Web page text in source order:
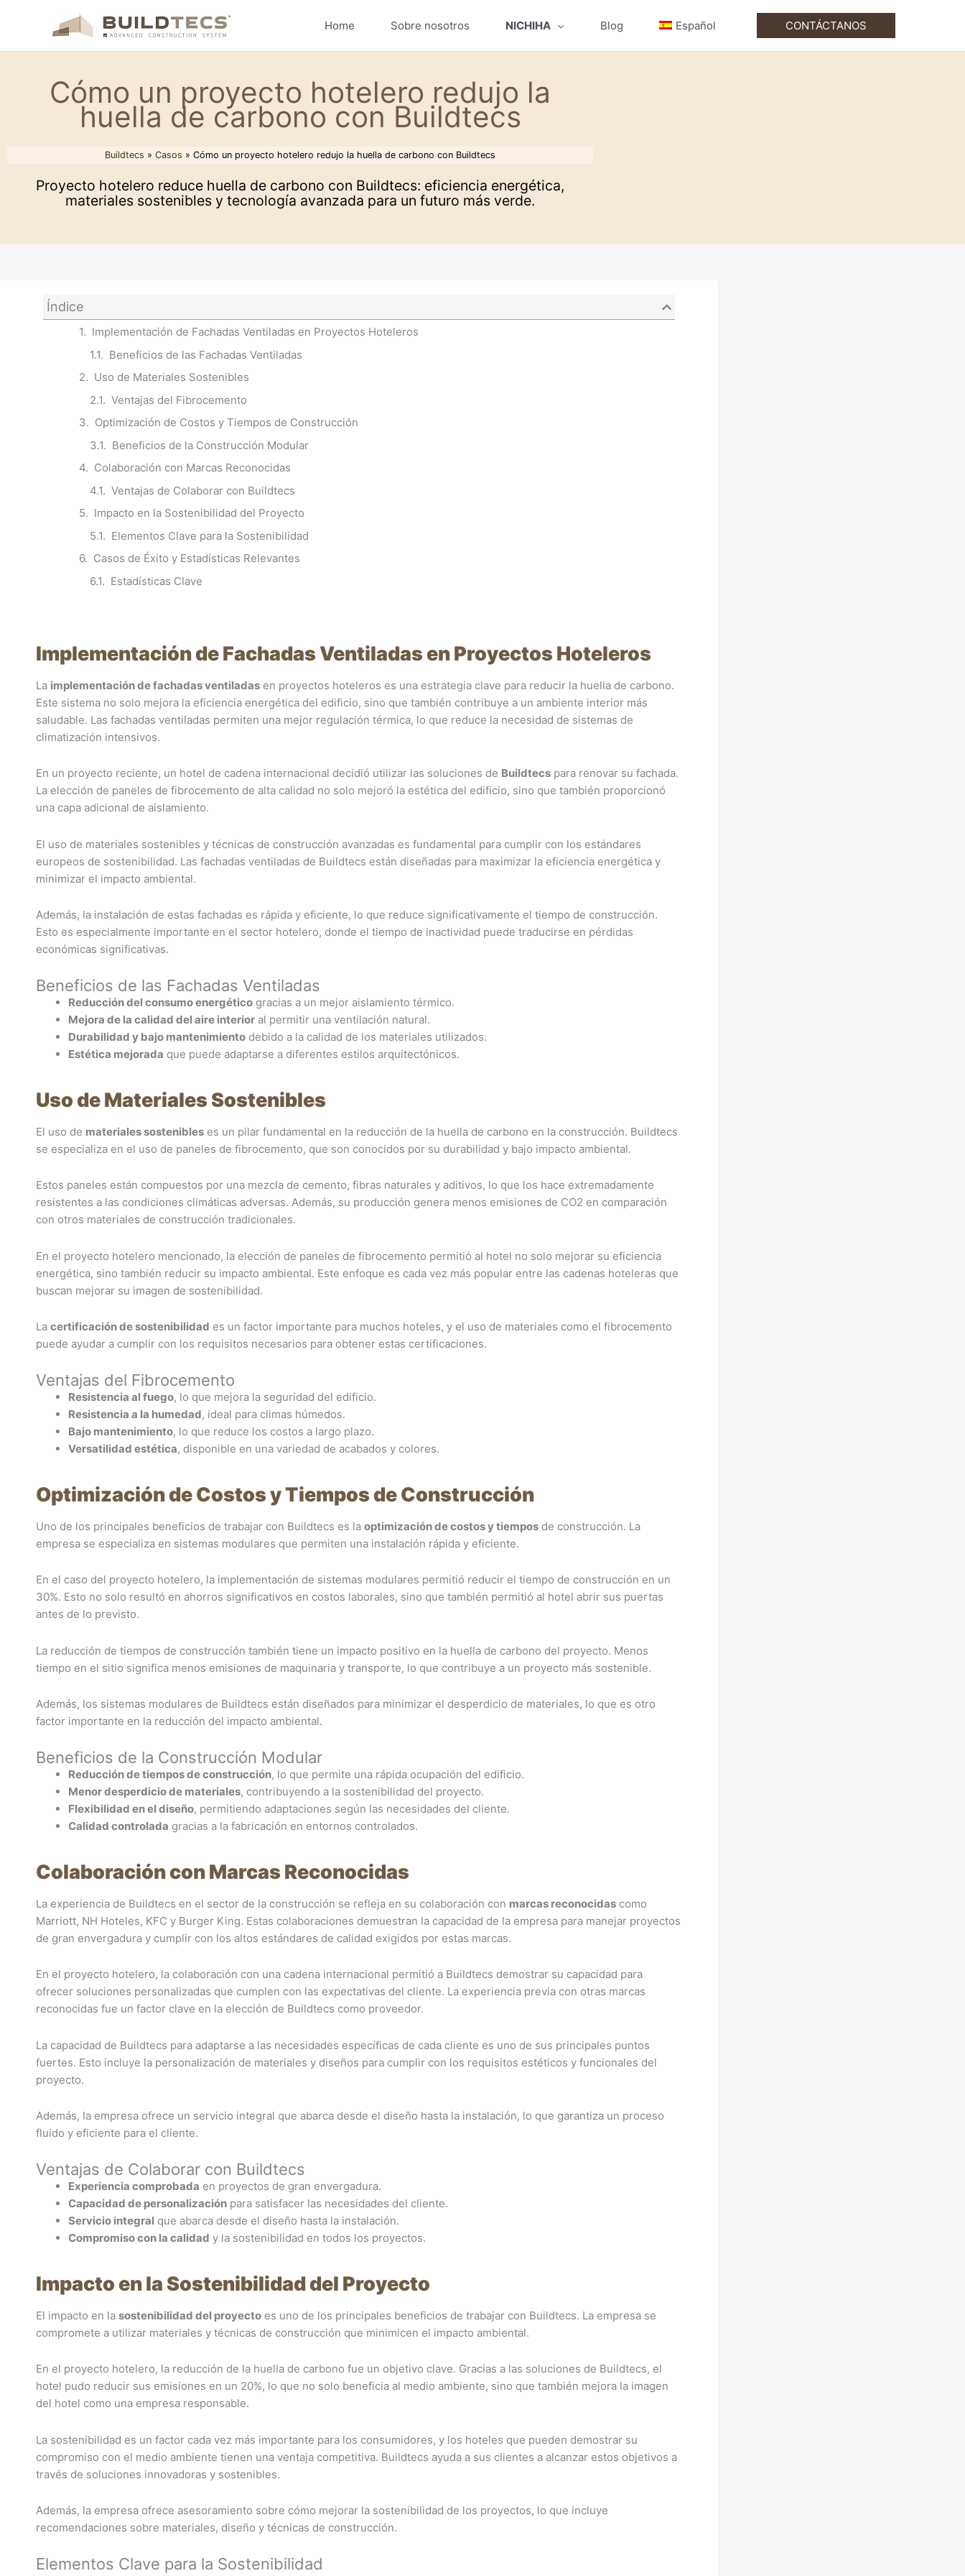
Home Sobre nosotros NICHIHA Blog Español CONTÁCTANOS
Cómo un proyecto hotelero redujo la
huella de carbono con Buildtecs
Buildtecs » Casos » Cómo un proyecto hotelero redujo la huella de carbono con Buildtecs
Proyecto hotelero reduce huella de carbono con Buildtecs: eficiencia energética,
materiales sostenibles y tecnología avanzada para un futuro más verde.
Índice
Implementación de Fachadas Ventiladas en Proyectos Hoteleros
Beneficios de las Fachadas Ventiladas
Uso de Materiales Sostenibles
Ventajas del Fibrocemento
Optimización de Costos y Tiempos de Construcción
Beneficios de la Construcción Modular
Colaboración con Marcas Reconocidas
Ventajas de Colaborar con Buildtecs
Impacto en la Sostenibilidad del Proyecto
Elementos Clave para la Sostenibilidad
Casos de Éxito y Estadísticas Relevantes
Estadísticas Clave
Implementación de Fachadas Ventiladas en Proyectos Hoteleros
La implementación de fachadas ventiladas en proyectos hoteleros es una estrategia clave para reducir la huella de carbono.
Este sistema no solo mejora la eficiencia energética del edificio, sino que también contribuye a un ambiente interior más
saludable. Las fachadas ventiladas permiten una mejor regulación térmica, lo que reduce la necesidad de sistemas de
climatización intensivos.
En un proyecto reciente, un hotel de cadena internacional decidió utilizar las soluciones de Buildtecs para renovar su fachada.
La elección de paneles de fibrocemento de alta calidad no solo mejoró la estética del edificio, sino que también proporcionó
una capa adicional de aislamiento.
El uso de materiales sostenibles y técnicas de construcción avanzadas es fundamental para cumplir con los estándares
europeos de sostenibilidad. Las fachadas ventiladas de Buildtecs están diseñadas para maximizar la eficiencia energética y
minimizar el impacto ambiental.
Además, la instalación de estas fachadas es rápida y eficiente, lo que reduce significativamente el tiempo de construcción.
Esto es especialmente importante en el sector hotelero, donde el tiempo de inactividad puede traducirse en pérdidas
económicas significativas.
Beneficios de las Fachadas Ventiladas
Reducción del consumo energético gracias a un mejor aislamiento térmico.
Mejora de la calidad del aire interior al permitir una ventilación natural.
Durabilidad y bajo mantenimiento debido a la calidad de los materiales utilizados.
Estética mejorada que puede adaptarse a diferentes estilos arquitectónicos.
Uso de Materiales Sostenibles
El uso de materiales sostenibles es un pilar fundamental en la reducción de la huella de carbono en la construcción. Buildtecs
se especializa en el uso de paneles de fibrocemento, que son conocidos por su durabilidad y bajo impacto ambiental.
Estos paneles están compuestos por una mezcla de cemento, fibras naturales y aditivos, lo que los hace extremadamente
resistentes a las condiciones climáticas adversas. Además, su producción genera menos emisiones de CO2 en comparación
con otros materiales de construcción tradicionales.
En el proyecto hotelero mencionado, la elección de paneles de fibrocemento permitió al hotel no solo mejorar su eficiencia
energética, sino también reducir su impacto ambiental. Este enfoque es cada vez más popular entre las cadenas hoteleras que
buscan mejorar su imagen de sostenibilidad.
La certificación de sostenibilidad es un factor importante para muchos hoteles, y el uso de materiales como el fibrocemento
puede ayudar a cumplir con los requisitos necesarios para obtener estas certificaciones.
Ventajas del Fibrocemento
Resistencia al fuego, lo que mejora la seguridad del edificio.
Resistencia a la humedad, ideal para climas húmedos.
Bajo mantenimiento, lo que reduce los costos a largo plazo.
Versatilidad estética, disponible en una variedad de acabados y colores.
Optimización de Costos y Tiempos de Construcción
Uno de los principales beneficios de trabajar con Buildtecs es la optimización de costos y tiempos de construcción. La
empresa se especializa en sistemas modulares que permiten una instalación rápida y eficiente.
En el caso del proyecto hotelero, la implementación de sistemas modulares permitió reducir el tiempo de construcción en un
30%. Esto no solo resultó en ahorros significativos en costos laborales, sino que también permitió al hotel abrir sus puertas
antes de lo previsto.
La reducción de tiempos de construcción también tiene un impacto positivo en la huella de carbono del proyecto. Menos
tiempo en el sitio significa menos emisiones de maquinaria y transporte, lo que contribuye a un proyecto más sostenible.
Además, los sistemas modulares de Buildtecs están diseñados para minimizar el desperdicio de materiales, lo que es otro
factor importante en la reducción del impacto ambiental.
Beneficios de la Construcción Modular
Reducción de tiempos de construcción, lo que permite una rápida ocupación del edificio.
Menor desperdicio de materiales, contribuyendo a la sostenibilidad del proyecto.
Flexibilidad en el diseño, permitiendo adaptaciones según las necesidades del cliente.
Calidad controlada gracias a la fabricación en entornos controlados.
Colaboración con Marcas Reconocidas
La experiencia de Buildtecs en el sector de la construcción se refleja en su colaboración con marcas reconocidas como
Marriott, NH Hoteles, KFC y Burger King. Estas colaboraciones demuestran la capacidad de la empresa para manejar proyectos
de gran envergadura y cumplir con los altos estándares de calidad exigidos por estas marcas.
En el proyecto hotelero, la colaboración con una cadena internacional permitió a Buildtecs demostrar su capacidad para
ofrecer soluciones personalizadas que cumplen con las expectativas del cliente. La experiencia previa con otras marcas
reconocidas fue un factor clave en la elección de Buildtecs como proveedor.
La capacidad de Buildtecs para adaptarse a las necesidades específicas de cada cliente es uno de sus principales puntos
fuertes. Esto incluye la personalización de materiales y diseños para cumplir con los requisitos estéticos y funcionales del
proyecto.
Además, la empresa ofrece un servicio integral que abarca desde el diseño hasta la instalación, lo que garantiza un proceso
fluido y eficiente para el cliente.
Ventajas de Colaborar con Buildtecs
Experiencia comprobada en proyectos de gran envergadura.
Capacidad de personalización para satisfacer las necesidades del cliente.
Servicio integral que abarca desde el diseño hasta la instalación.
Compromiso con la calidad y la sostenibilidad en todos los proyectos.
Impacto en la Sostenibilidad del Proyecto
El impacto en la sostenibilidad del proyecto es uno de los principales beneficios de trabajar con Buildtecs. La empresa se
compromete a utilizar materiales y técnicas de construcción que minimicen el impacto ambiental.
En el proyecto hotelero, la reducción de la huella de carbono fue un objetivo clave. Gracias a las soluciones de Buildtecs, el
hotel pudo reducir sus emisiones en un 20%, lo que no solo beneficia al medio ambiente, sino que también mejora la imagen
del hotel como una empresa responsable.
La sostenibilidad es un factor cada vez más importante para los consumidores, y los hoteles que pueden demostrar su
compromiso con el medio ambiente tienen una ventaja competitiva. Buildtecs ayuda a sus clientes a alcanzar estos objetivos a
través de soluciones innovadoras y sostenibles.
Además, la empresa ofrece asesoramiento sobre cómo mejorar la sostenibilidad de los proyectos, lo que incluye
recomendaciones sobre materiales, diseño y técnicas de construcción.
Elementos Clave para la Sostenibilidad